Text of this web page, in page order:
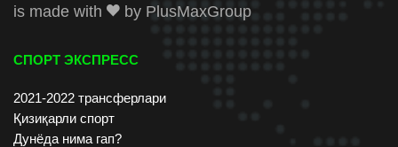
is made with
by PlusMaxGroup
СПОРТ ЭКСПРЕСС
2021-2022 трансферлари
Қизиқарли спорт
Дунёда нима гап?